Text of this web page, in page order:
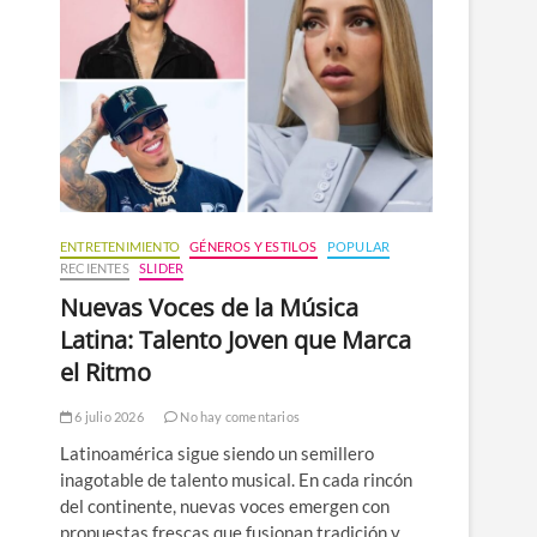
n
ú
ENTRETENIMIENTO GÉNEROS Y ESTILOS
POPULAR
RECIENTES
SLIDER
Nuevas Voces de la Música
Latina: Talento Joven que Marca
el Ritmo
6 julio 2026 No hay comentarios
Latinoamérica sigue siendo un semillero
inagotable de talento musical. En cada rincón
del continente, nuevas voces emergen con
propuestas frescas que fusionan tradición y